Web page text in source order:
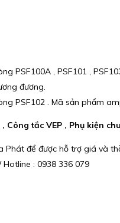
PSF100A , PSF101 ,
đương.
PSF102 . Mã sản phẩm
Công tắc VEP , Phụ kiện
Phát để được hỗ trợ giá và
: 0938 336 079